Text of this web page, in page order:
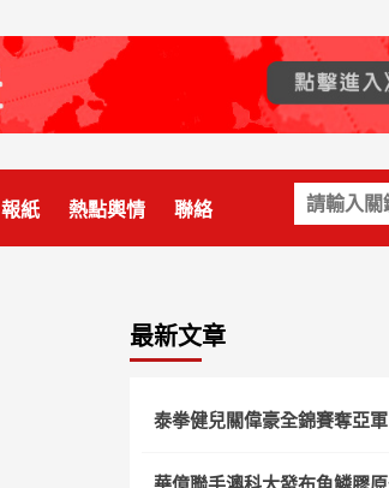
關
鍵
字:
報紙 熱點輿情 聯絡
最新文章
泰拳健兒關偉豪全錦賽奪亞軍
華億聯手澳科大發布魚鱗膠